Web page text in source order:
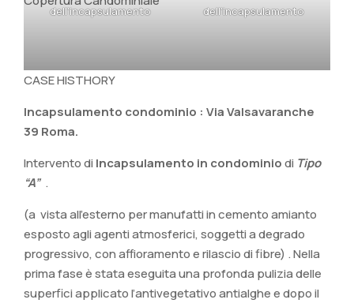
dell’incapsulamento
dell’incapsulamento
CASE HISTHORY
Incapsulamento condominio : Via Valsavaranche
39 Roma.
Intervento di Incapsulamento in condominiodi Tipo
“A” .
(a vista all’esterno per manufatti in cemento amianto
esposto agli agenti atmosferici, soggetti a degrado
progressivo, con affioramento e rilascio di fibre) . Nella
prima fase è stata eseguita una profonda pulizia delle
superfici applicato l’antivegetativo antialghe e dopo il